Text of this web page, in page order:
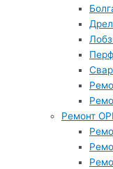
Ремонт